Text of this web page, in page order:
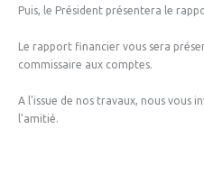
Puis, le Président présentera le
Le rapport financier vous sera
commissaire aux comptes.
A l'issue de nos travaux, nous vous
l'amitié.